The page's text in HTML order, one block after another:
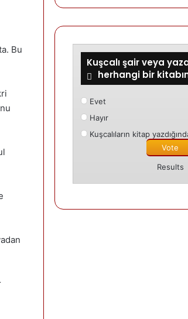
Bu
Kuşcalı şair veya
herhangi bir
Evet
Hayır
Kuşcalıların kitap
Results